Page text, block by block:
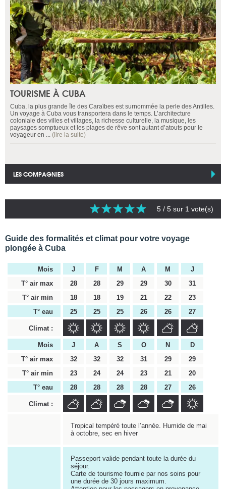
TOURISME À CUBA
Cuba, la plus grande île des Caraïbes est surnommée la perle des Antilles.
Un voyage à Cuba vous transportera dans le temps. L’architecture
coloniale des villes et villages, la richesse culturelle, la musique, les
paysages somptueux et les plages de rêve sont autant d’atouts pour le
voyageur en ... (lire la suite)
LES COMPAGNIES
5 / 5 sur 1 vote(s)
Guide des formalités et climat pour votre voyage
plongée à Cuba
Mois J F M A M
J
T° air max
28 28 29 29 30
31
T° air min
18 18 19 21 22
23
T° eau
25 25 25 26 26 27
Climat :
Mois J A S O N
D
T° air max
32 32 32 31 29
29
T° air min
23 24 24 23 21
20
T° eau
28 28 28 28 27 26
Climat :
Tropical tempéré toute l’année. Humide de mai
à octobre, sec en hiver
Passeport valide pendant toute la durée du
séjour.
Carte de tourisme fournie par nos soins pour
une durée de 30 jours maximum.